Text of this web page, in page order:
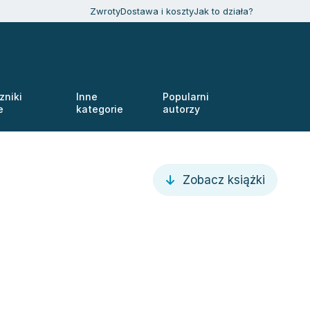
ZwrotyDostawa i kosztyJak to działa?
Inne
kategorie
Popularni
autorzy
Zobacz książki